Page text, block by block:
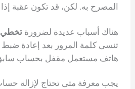
المصرح به. لكن، قد تكون عقبة
هناك أسباب عديدة لضرورة
تنسى كلمة المرور بعد إعادة ضبط
هاتف مستعمل مقفل بحساب
يجب معرفة متى تحتاج لإزالة